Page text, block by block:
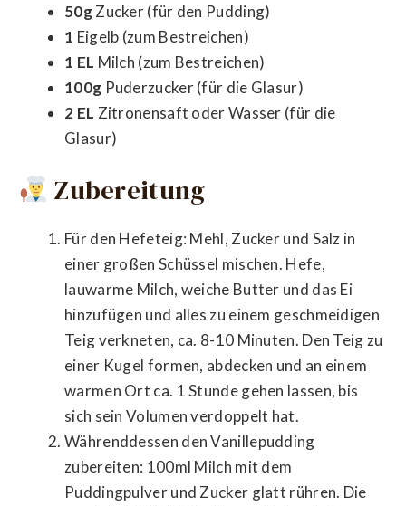
50gZucker (für den Pudding)
1 Eigelb (zum Bestreichen)
1 EL Milch (zum Bestreichen)
100g Puderzucker (für die Glasur)
2 EL Zitronensaft oder Wasser (für die
Glasur)
Zubereitung
Für den Hefeteig: Mehl, Zucker und Salz in
einer großen Schüssel mischen. Hefe,
lauwarme Milch, weiche Butter und das Ei
hinzufügen und alles zu einem geschmeidigen
Teig verkneten, ca. 8-10 Minuten. Den Teig zu
einer Kugel formen, abdecken und an einem
warmen Ort ca. 1 Stunde gehen lassen, bis
sich sein Volumen verdoppelt hat.
Währenddessen den Vanillepudding
zubereiten: 100ml Milch mit dem
Puddingpulver und Zucker glatt rühren. Die